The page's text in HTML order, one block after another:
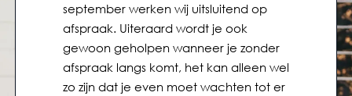
september werken wij uitsluitend op
afspraak. Uiteraard wordt je ook
gewoon geholpen wanneer je zonder
afspraak langs komt, het kan alleen wel
zo zijn dat je even moet wachten tot er
Welkom bij M2
Vloeren.